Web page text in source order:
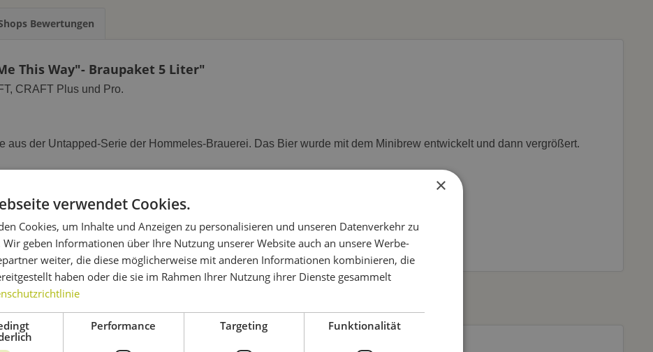
Bewertungen
This Way"- Braupaket 5 Liter"
CRAFT Plus und Pro.
aus der Untapped-Serie der Hommeles-Brauerei. Das Bier wurde mit dem Minibrew entwickelt und dann vergrößert.
This Way"- Braupaket 5 Liter"
auch Kunden haben sich ebenfalls angesehen
×
verwendet Cookies.
Cookies, um Inhalte und Anzeigen zu personalisieren und unseren Datenverkehr zu
Wir geben Informationen über Ihre Nutzung unserer Website auch an unsere Werbe-
weiter, die diese möglicherweise mit anderen Informationen kombinieren, die
haben oder die sie im Rahmen Ihrer Nutzung ihrer Dienste gesammelt
Performance Targeting Funktionalität